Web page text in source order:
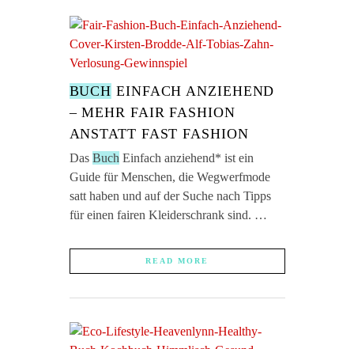
BUCH EINFACH ANZIEHEND
– MEHR FAIR FASHION
ANSTATT FAST FASHION
Das Buch Einfach anziehend* ist ein
Guide für Menschen, die Wegwerfmode
satt haben und auf der Suche nach Tipps
für einen fairen Kleiderschrank sind. …
READ MORE